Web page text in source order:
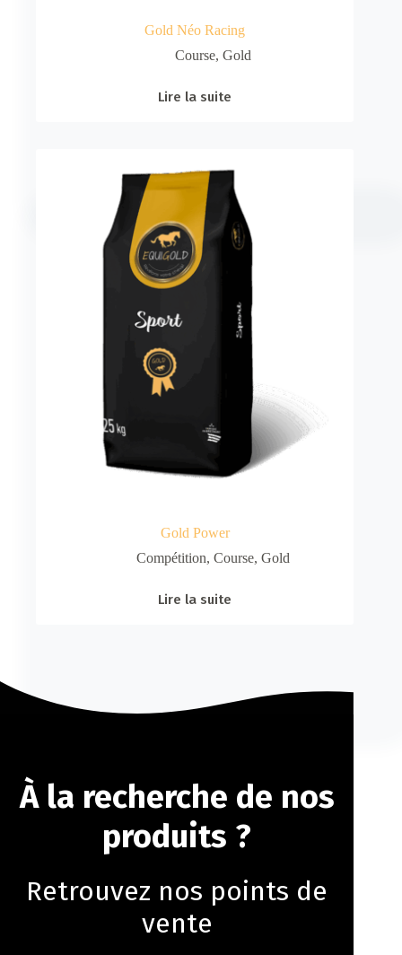
Gold Néo Racing
Course, Gold
Lire la suite
Gold Power
Compétition, Course, Gold
Lire la suite
À la recherche de nos
produits ?
Retrouvez nos points de
vente